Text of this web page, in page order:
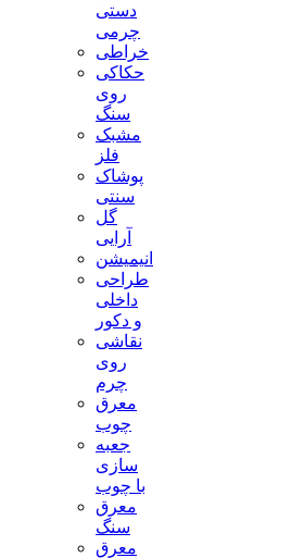
دستی
چرمی
خراطی
حکاکی
روی
سنگ
مشبک
فلز
پوشاک
سنتی
گل
آرایی
انیمیشن
طراحی
داخلی
و دکور
نقاشی
روی
چرم
معرق
چوب
جعبه
سازی
با چوب
معرق
سنگ
معرق